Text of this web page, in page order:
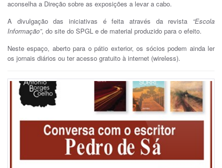
aconselha a Direção sobre as exposições a levar a cabo.
A divulgação das iniciativas é feita através da revista “Escola
Informação”, do site do SPGL e de material produzido para o efeito.
Neste espaço, aberto para o pátio exterior, os sócios podem ainda ler
os jornais diários ou ter acesso gratuito à internet (wireless).